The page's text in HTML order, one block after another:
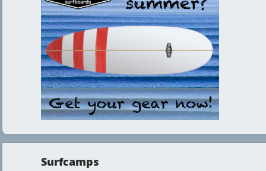
Surfcamps